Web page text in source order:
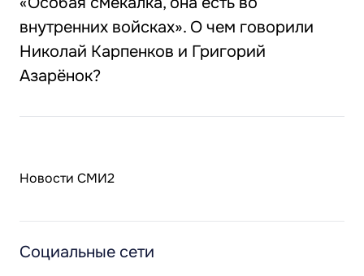
внутренних войсках». О чем говорили
Николай Карпенков и Григорий
Азарёнок?
Новости СМИ2
Социальные сети